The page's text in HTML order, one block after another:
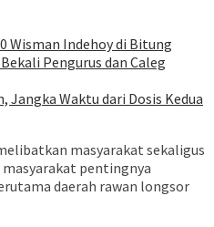
Wisman Indehoy di Bitung
Pengurus dan Caleg
Jangka Waktu dari Dosis Kedua
masyarakat sekaligus
pentingnya
daerah rawan longsor